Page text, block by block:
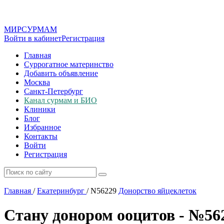
МИРСУРМАМ
Войти в кабинетРегистрация
Главная
Суррогатное материнство
Добавить объявление
Москва
Санкт-Петербург
Канал сурмам и БИО
Клиники
Блог
Избранное
Контакты
Войти
Регистрация
Главная / Екатеринбург /N56229 Донорство яйцеклеток
Стану донором ооцитов -